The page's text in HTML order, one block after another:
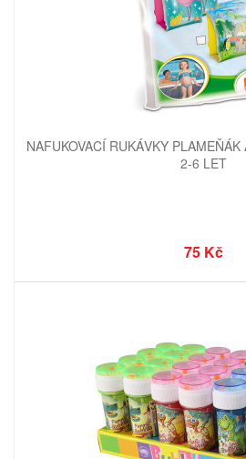
NAFUKOVACÍ RUKÁVKY
2-6 LET
75 Kč